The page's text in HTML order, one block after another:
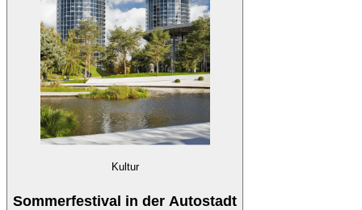
Kultur
Sommerfestival in der Autostadt